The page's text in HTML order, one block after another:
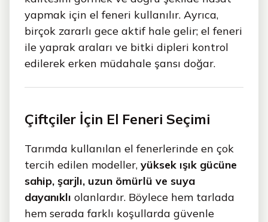
yapmak için el feneri kullanılır. Ayrıca,
birçok zararlı gece aktif hale gelir; el feneri
ile yaprak araları ve bitki dipleri kontrol
edilerek erken müdahale şansı doğar.
Çiftçiler İçin El Feneri Seçimi
Tarımda kullanılan el fenerlerinde en çok
tercih edilen modeller, yüksek ışık gücüne
sahip, şarjlı, uzun ömürlü ve suya
dayanıklı olanlardır. Böylece hem tarlada
hem serada farklı koşullarda güvenle